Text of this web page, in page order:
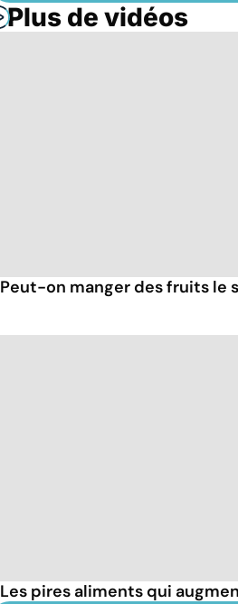
Plus de vidéos
Peut-on manger des fruits le
Les pires aliments qui